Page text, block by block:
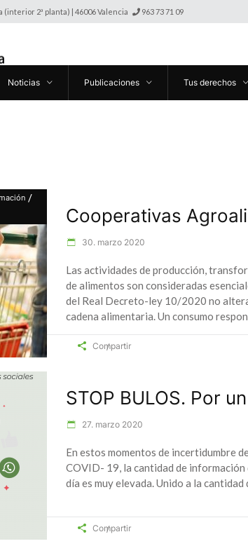
2ª planta) | 46006 Valencia 963 73 71 09
Noticias Publicaciones Tus derechos
/
Cooperativas
30. marzo 2020
Las actividades de producción,
de alimentos son consideradas
del Real Decreto-ley 10/2020 no
cadena alimentaria. Un consumo
Compartir
STOP BULOS. Por
27. marzo 2020
En estos momentos de incertidumbre
COVID- 19, la cantidad de información
día es muy elevada. Unido a la
Compartir